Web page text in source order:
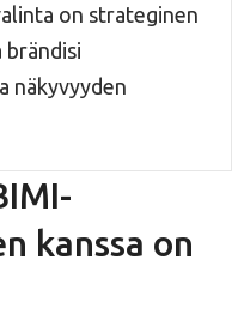
on strateginen
brändisi
näkyvyyden
kanssa on